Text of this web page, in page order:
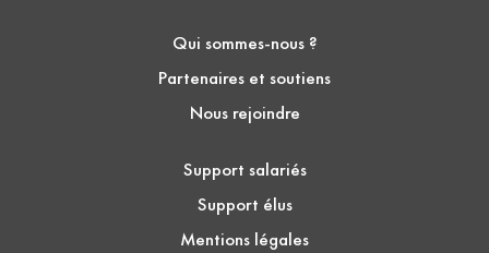
Qui sommes-nous ?
Partenaires et soutiens
Nous rejoindre
Support salariés
Support élus
Mentions légales